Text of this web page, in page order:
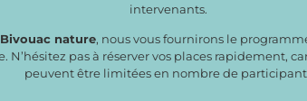
intervenants.
Bivouac nature, nous vous fournirons le
N’hésitez pas à réserver vos places rapidement,
peuvent être limitées en nombre de